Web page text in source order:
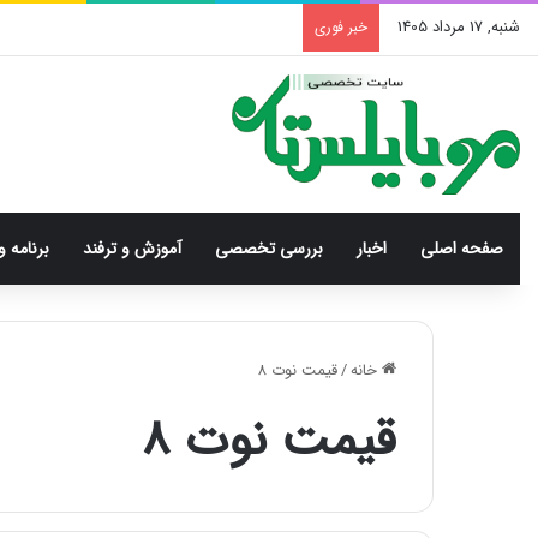
شنبه, 17 مرداد 1405 خبر فوری
صفحه اصلی اخبار بررسی‌ تخصصی آموزش و ترفند برنامه
خانه/قیمت نوت 8
قیمت نوت 8